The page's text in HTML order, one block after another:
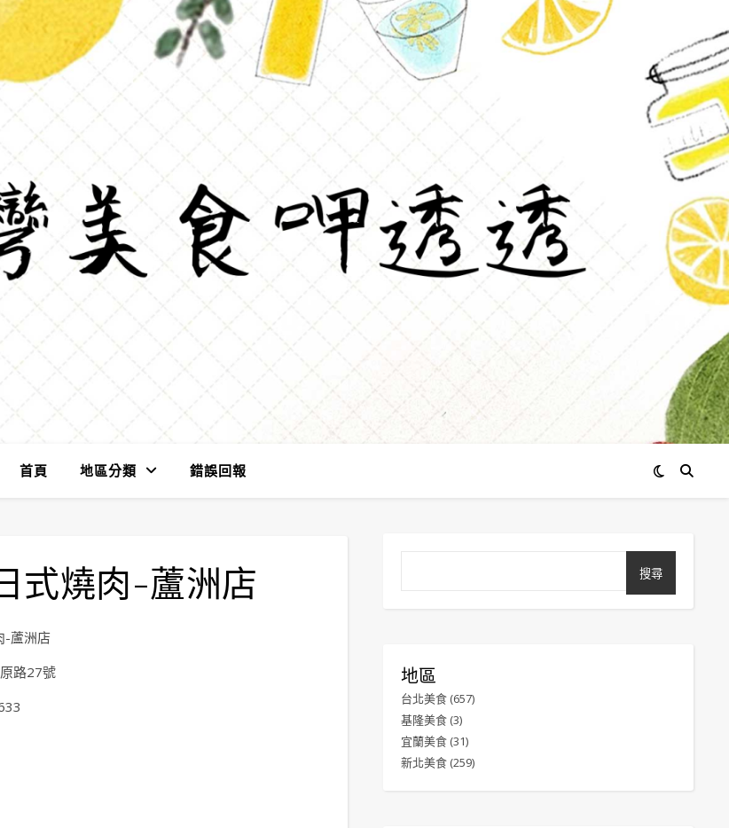
首頁 地區分類 錯誤回報
式燒肉-蘆洲店
-蘆洲店
路27號
搜尋
地區
台北美食 (657)
基隆美食 (3)
宜蘭美食 (31)
新北美食 (259)